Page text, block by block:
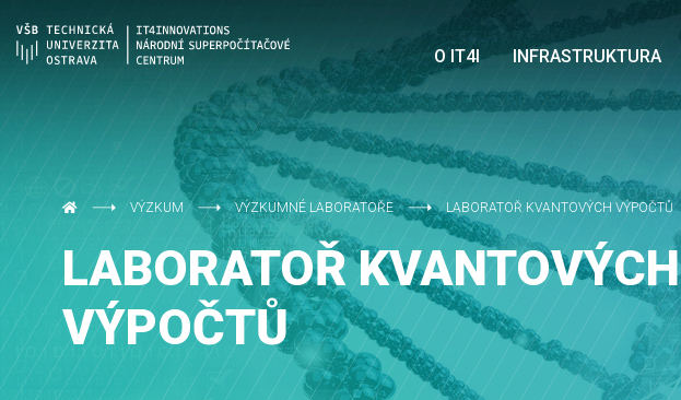
O IT4I INFRASTRUKTURA
VÝZKUM VÝZKUMNÉ LABORATOŘE LABORATOŘ KVANTOVÝCH VÝPOČTŮ
LABORATOŘ KVANTOVÝCH
VÝPOČTŮ